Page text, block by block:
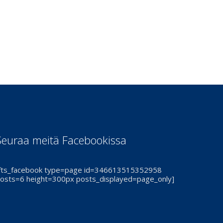
meitä Facebookissa
type=page id=346613515352958
height=300px posts_displayed=page_only]